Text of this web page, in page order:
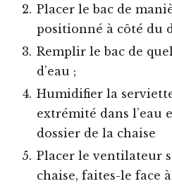
Placer le bac de
positionné à côté du
Remplir le bac de
d’eau ;
Humidifier la
extrémité dans l’eau
dossier de la chaise
Placer le ventilateur
chaise, faites-le face